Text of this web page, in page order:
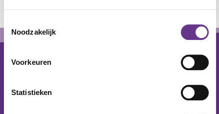
Noodzakelijk
Voorkeuren
Statistieken
−
Footer